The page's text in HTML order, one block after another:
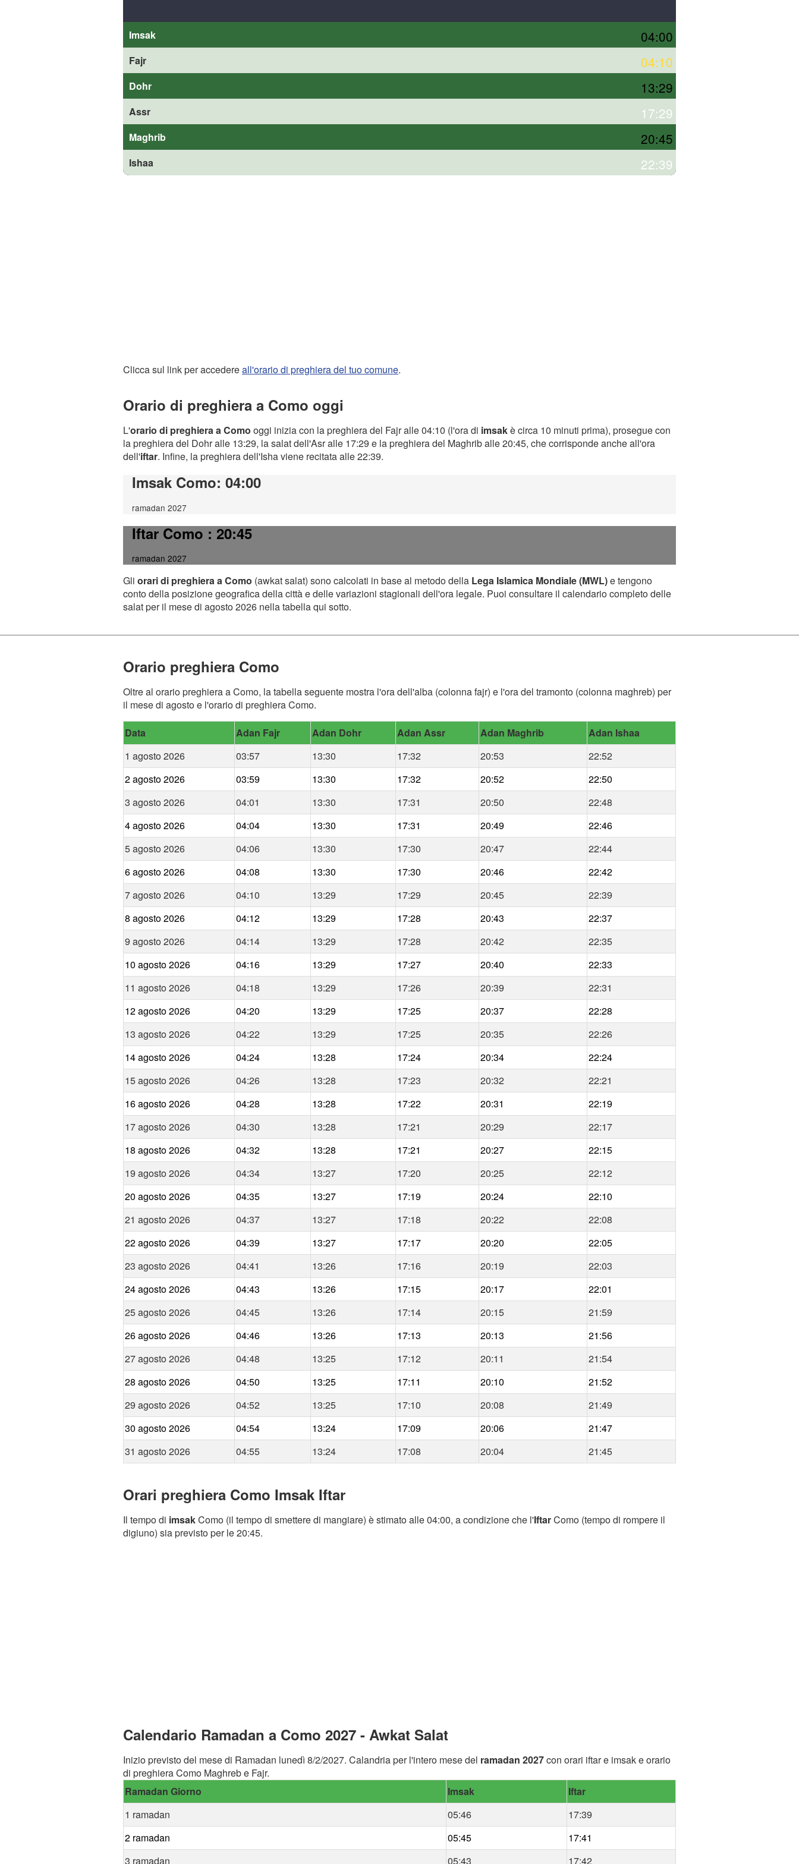
Imsak 04:00
Fajr 04:10
Dohr 13:29
Assr 17:29
Maghrib 20:45
Ishaa 22:39
Clicca sul link per accedereall'orario di preghiera del tuo comune.
Orario di preghiera a Como oggi
L'orario di preghiera a Como oggi inizia con la preghiera del Fajr alle 04:10 (l'ora di imsakè circa 10 minuti prima), prosegue con
la preghiera del Dohr alle 13:29, la salat dell'Asr alle 17:29 e la preghiera del Maghrib alle 20:45, che corrisponde anche all'ora
dell'iftar. Infine, la preghiera dell'Isha viene recitata alle 22:39.
Imsak Como: 04:00
ramadan 2027
Iftar Como: 20:45
ramadan 2027
Gli orari di preghiera a Como (awkat salat) sono calcolati in base al metodo della Lega Islamica Mondiale (MWL)e tengono
conto della posizione geografica della città e delle variazioni stagionali dell'ora legale. Puoi consultare il calendario completo delle
salat per il mese di agosto 2026 nella tabella qui sotto.
Orario preghiera Como
Oltre al orario preghiera a Como, la tabella seguente mostra l'ora dell'alba (colonna fajr) e l'ora del tramonto (colonna maghreb) per
il mese di agosto e l'orario di preghiera Como.
Data Adan Fajr Adan Dohr Adan Assr Adan Maghrib
Adan Ishaa
1 agosto 2026
03:57 13:30 17:32 20:53
22:52
2 agosto 2026
03:59 13:30 17:32 20:52
22:50
3 agosto 2026
04:01 13:30 17:31 20:50
22:48
4 agosto 2026
04:04 13:30 17:31 20:49
22:46
5 agosto 2026
04:06 13:30 17:30 20:47
22:44
6 agosto 2026
04:08 13:30 17:30 20:46
22:42
7 agosto 2026
04:10 13:29 17:29 20:45
22:39
8 agosto 2026
04:12 13:29 17:28 20:43
22:37
9 agosto 2026
04:14 13:29 17:28 20:42
22:35
10 agosto 2026
04:16 13:29 17:27 20:40
22:33
11 agosto 2026
04:18 13:29 17:26 20:39
22:31
12 agosto 2026
04:20 13:29 17:25 20:37
22:28
13 agosto 2026
04:22 13:29 17:25 20:35
22:26
14 agosto 2026
04:24 13:28 17:24 20:34
22:24
15 agosto 2026
04:26 13:28 17:23 20:32
22:21
16 agosto 2026
04:28 13:28 17:22 20:31
22:19
17 agosto 2026
04:30 13:28 17:21 20:29
22:17
18 agosto 2026
04:32 13:28 17:21 20:27
22:15
19 agosto 2026
04:34 13:27 17:20 20:25
22:12
20 agosto 2026
04:35 13:27 17:19 20:24
22:10
21 agosto 2026
04:37 13:27 17:18 20:22
22:08
22 agosto 2026
04:39 13:27 17:17 20:20
22:05
23 agosto 2026
04:41 13:26 17:16 20:19
22:03
24 agosto 2026
04:43 13:26 17:15 20:17
22:01
25 agosto 2026
04:45 13:26 17:14 20:15
21:59
26 agosto 2026
04:46 13:26 17:13 20:13
21:56
27 agosto 2026
04:48 13:25 17:12 20:11
21:54
28 agosto 2026
04:50 13:25 17:11 20:10
21:52
29 agosto 2026
04:52 13:25 17:10 20:08
21:49
30 agosto 2026
04:54 13:24 17:09 20:06
21:47
31 agosto 2026
04:55 13:24 17:08 20:04 21:45
Orari preghiera Como Imsak Iftar
Il tempo di imsakComo (il tempo di smettere di mangiare) è stimato alle 04:00, a condizione che l'IftarComo (tempo di rompere il
digiuno) sia previsto per le 20:45.
Calendario Ramadan a Como 2027 - Awkat Salat
Inizio previsto del mese di Ramadan lunedì 8/2/2027. Calandria per l'intero mese del ramadan 2027con orari iftar e imsak e orario
di preghiera Como Maghreb e Fajr.
Ramadan Giorno
Imsak
Iftar
1 ramadan
05:46
17:39
2 ramadan
05:45
17:41
3 ramadan
05:43 17:42